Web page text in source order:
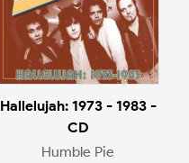
Hallelujah: 1973 - 1983 -
CD
Humble Pie